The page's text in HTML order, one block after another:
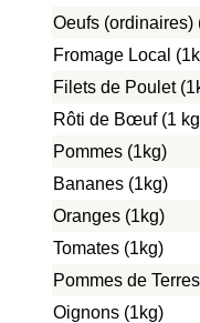
Oeufs (ordinaires)
Fromage Local
Filets de Poulet
Rôti de Bœuf (1
Pommes (1kg)
Bananes (1kg)
Oranges (1kg)
Tomates (1kg)
Pommes de Terres
Oignons (1kg)